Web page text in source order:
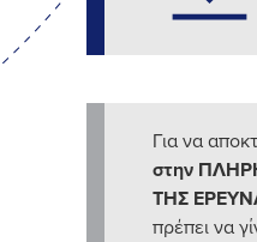
Για να
στην
ΤΗΣ
πρέπει να